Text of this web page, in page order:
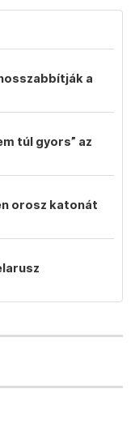
a
túl gyors” az
orosz katonát